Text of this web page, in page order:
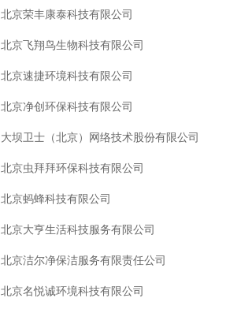
北京荣丰康泰科技有限公司
北京飞翔鸟生物科技有限公司
北京速捷环境科技有限公司
北京净创环保科技有限公司
大坝卫士（北京）网络技术股份有限公司
北京虫拜拜环保科技有限公司
北京蚂蜂科技有限公司
北京大亨生活科技服务有限公司
北京洁尔净保洁服务有限责任公司
北京名悦诚环境科技有限公司